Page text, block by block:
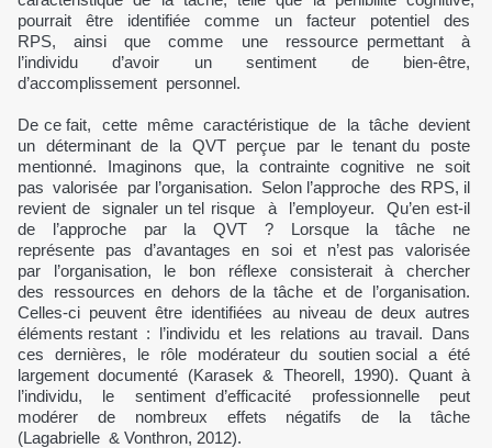
pourrait être identifiée comme un facteur potentiel des
RPS, ainsi que comme une ressource permettant à
l’individu d’avoir un sentiment de bien-être,
d’accomplissement personnel.
De ce fait, cette même caractéristique de la tâche devient
un déterminant de la QVT perçue par le tenant du poste
mentionné. Imaginons que, la contrainte cognitive ne soit
pas valorisée par l’organisation. Selon l’approche des RPS, il
revient de signaler un tel risque à l’employeur. Qu’en est-il
de l’approche par la QVT ? Lorsque la tâche ne
représente pas d’avantages en soi et n’est pas valorisée
par l’organisation, le bon réflexe consisterait à chercher
des ressources en dehors de la tâche et de l’organisation.
Celles-ci peuvent être identifiées au niveau de deux autres
éléments restant : l’individu et les relations au travail. Dans
ces dernières, le rôle modérateur du soutien social a été
largement documenté (Karasek & Theorell, 1990). Quant à
l’individu, le sentiment d’efficacité professionnelle peut
modérer de nombreux effets négatifs de la tâche
(Lagabrielle & Vonthron, 2012).